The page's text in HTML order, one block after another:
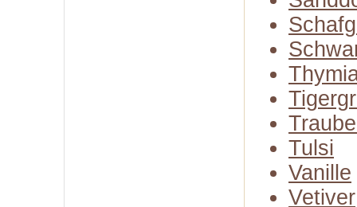
Tulsi
Vanille
Vetiver